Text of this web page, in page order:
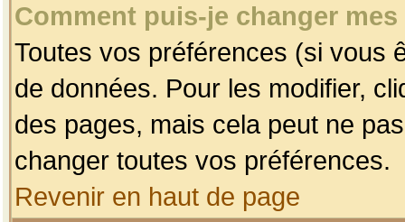
Comment puis-je changer
Toutes vos préférences (si vous
de données. Pour les modifier,
des pages, mais cela peut ne
changer toutes vos préférences.
Revenir en haut de page